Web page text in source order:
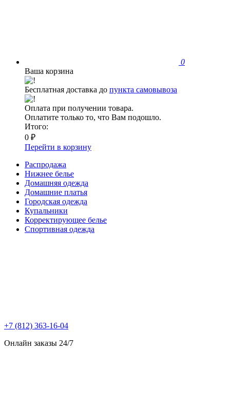
0
Ваша корзина
Бесплатная доставка до пункта самовывоза
Оплата при получении товара.
Оплатите только то, что Вам подошло.
Итого:
0 ₽
Перейти в корзину
Распродажа
Нижнее белье
Домашняя одежда
Домашние платья
Городская одежда
Купальники
Корректирующее белье
Спортивная одежда
+7 (812) 363-16-04
Онлайн заказы 24/7